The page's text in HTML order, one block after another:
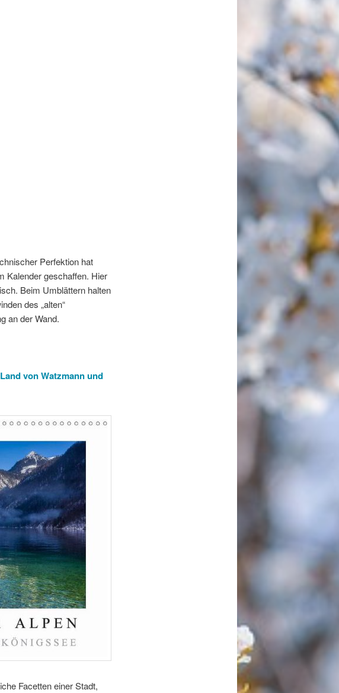
Perfektion hat
Kalender geschaffen. Hier
Beim Umblättern halten
des „alten“
an der Wand.
von Watzmann und
Facetten einer Stadt,